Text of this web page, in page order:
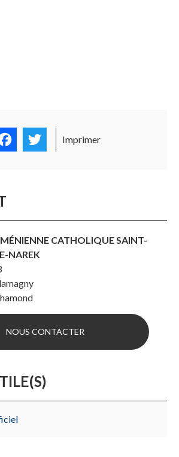
FacebookTwitter
Imprimer
CATHOLIQUE SAINT-
NAREK
NOUS CONTACTER